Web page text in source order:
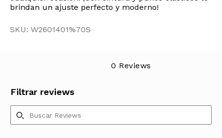
brindan un ajuste perfecto y moderno!
SKU: W2601401%70S
Filtrar reviews
0 Reviews